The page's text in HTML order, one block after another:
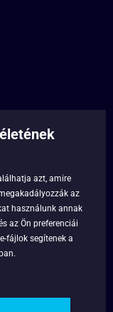
azt, amire
az
használunk annak
az Ön preferenciái
fájlok segítenek a